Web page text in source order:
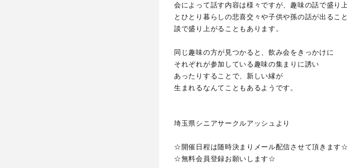
会によって話す内容は様々ですが、趣味の話で盛り
とひとり暮らしの悲喜交々や子供や孫の話が出るこ
談で盛り上がることもあります。
同じ趣味の方が見つかると、飲み会をきっかけに
それぞれが参加している趣味の集まりに誘い
あったりすることで、新しい縁が
生まれるなんてこともあるようです。
埼玉県シニアサークルアッシュより
☆開催日程は随時決まりメール配信させて頂きます☆
☆無料会員登録お願いします☆